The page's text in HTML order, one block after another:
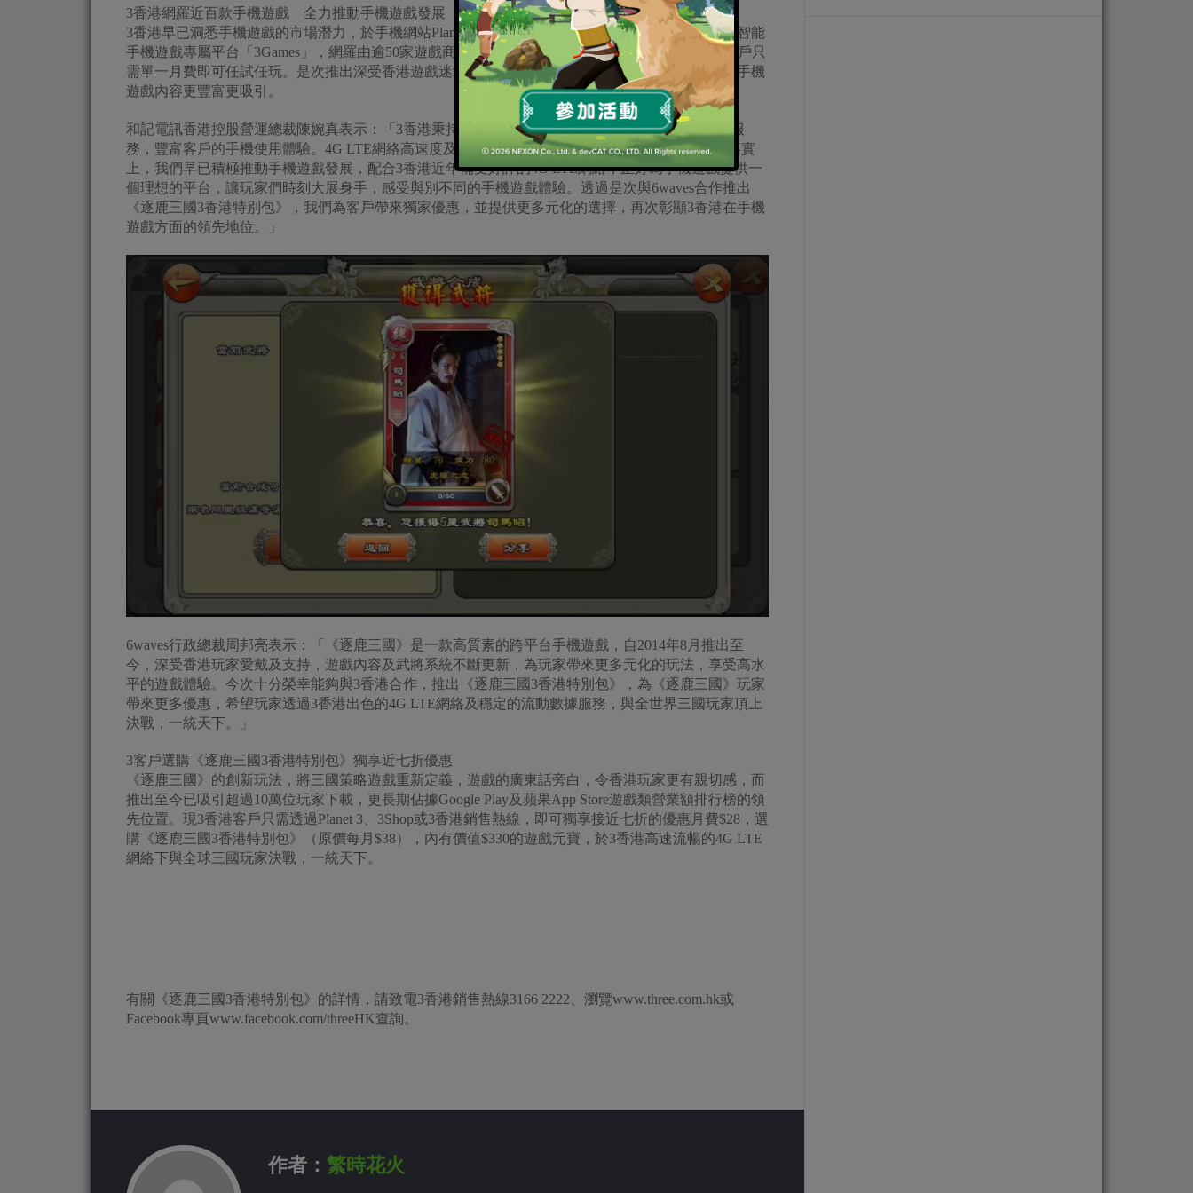
3香港網羅近百款手機遊戲 全力推動手機遊戲發展
3香港早已洞悉手機遊戲的市場潛力，於手機網站Planet 3內加入大量遊戲內容，近年更成立Android智能
手機遊戲專屬平台「3Games」，網羅由逾50家遊戲商發行，多達100款的Android平台手機遊戲，客戶只
需單一月費即可任試任玩。是次推出深受香港遊戲迷愛戴的《逐鹿三國3香港特別包》，令3香港的手機
遊戲內容更豐富更吸引。
和記電訊香港控股營運總裁陳婉真表示：「3香港秉持『Better at 3』的理念，致力透過不同類型的服
務，豐富客戶的手機使用體驗。4G LTE網絡高速度及低時延的特性，完全符合手機遊戲的需要。事實
上，我們早已積極推動手機遊戲發展，配合3香港近年備受好評的4G LTE網絡，正好為手機遊戲提供一
個理想的平台，讓玩家們時刻大展身手，感受與別不同的手機遊戲體驗。透過是次與6waves合作推出
《逐鹿三國3香港特別包》，我們為客戶帶來獨家優惠，並提供更多元化的選擇，再次彰顯3香港在手機
遊戲方面的領先地位。」
6waves行政總裁周邦亮表示：「《逐鹿三國》是一款高質素的跨平台手機遊戲，自2014年8月推出至
今，深受香港玩家愛戴及支持，遊戲內容及武將系統不斷更新，為玩家帶來更多元化的玩法，享受高水
平的遊戲體驗。今次十分榮幸能夠與3香港合作，推出《逐鹿三國3香港特別包》，為《逐鹿三國》玩家
帶來更多優惠，希望玩家透過3香港出色的4G LTE網絡及穩定的流動數據服務，與全世界三國玩家頂上
決戰，一統天下。」
3客戶選購《逐鹿三國3香港特別包》獨享近七折優惠
《逐鹿三國》的創新玩法，將三國策略遊戲重新定義，遊戲的廣東話旁白，令香港玩家更有親切感，而
推出至今已吸引超過10萬位玩家下載，更長期佔據Google Play及蘋果App Store遊戲類營業額排行榜的領
先位置。現3香港客戶只需透過Planet 3、3Shop或3香港銷售熱線，即可獨享接近七折的優惠月費$28，選
購《逐鹿三國3香港特別包》（原價每月$38），內有價值$330的遊戲元寶，於3香港高速流暢的4G LTE
網絡下與全球三國玩家決戰，一統天下。
有關《逐鹿三國3香港特別包》的詳情，請致電3香港銷售熱線3166 2222、瀏覽www.three.com.hk或
Facebook專頁www.facebook.com/threeHK查詢。
作者： 繁時花火